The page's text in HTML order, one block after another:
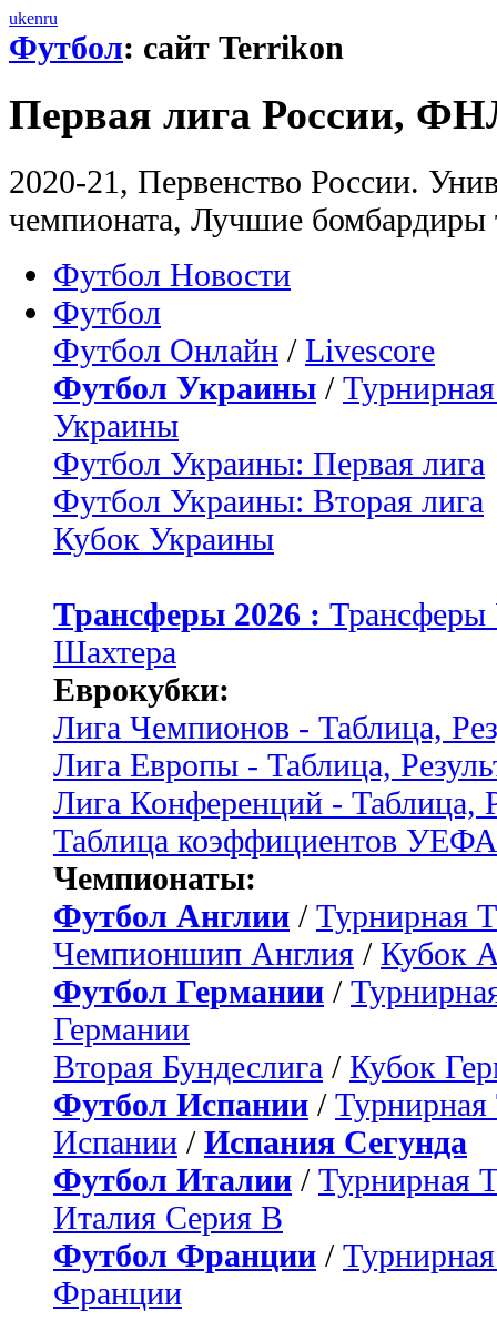
ukenru
Футбол: сайт Terrikon
Первая лига России,
2020-21, Первенство России.
чемпионата, Лучшие бомбардиры
Футбол Новости
Футбол
Футбол Онлайн / Livescore
Футбол Украины /
Украины
Футбол Украины: Первая лига
Футбол Украины: Вторая лига
Кубок Украины
Трансферы 2026 :
Шахтера
Еврокубки:
Лига Чемпионов - Таблица,
Лига Европы - Таблица,
Лига Конференций - Таблица,
Таблица коэффициентов УЕФА
Чемпионаты:
Футбол Англии / Турнирная
Чемпионшип Англия / Кубок
Футбол Германии /
Германии
Вторая Бундеслига / Кубок
Футбол Испании / Турнирная
Испании / Испания Сегунда
Футбол Италии / Турнирная
Италия Серия B
Футбол Франции /
Франции